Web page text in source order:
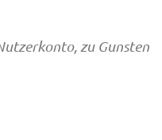
zu Gunsten